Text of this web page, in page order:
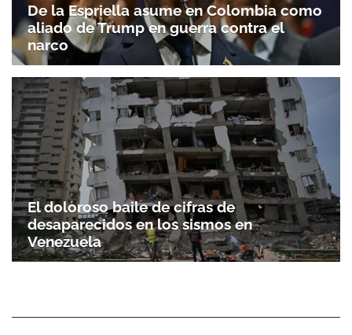
De la Espriella asume en Colombia como
aliado de Trump en guerra contra el
narco
El doloroso baile de cifras de
desaparecidos en los sismos en
Venezuela